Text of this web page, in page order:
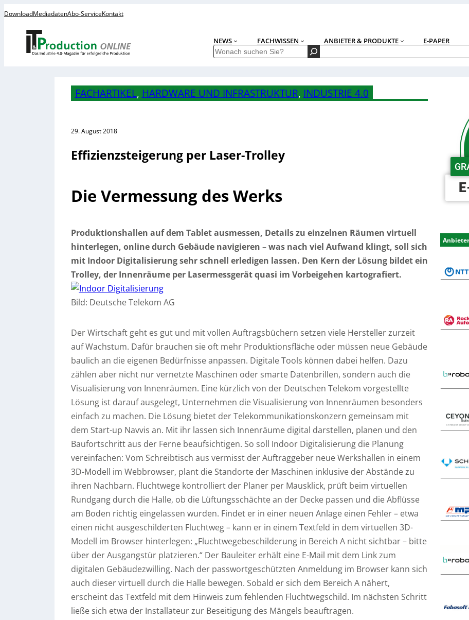
DownloadMediadatenAbo-ServiceKontakt
NEWS FACHWISSEN ANBIETER & PRODUKTE E-PAPER
S
h
e
FACHARTIKEL, HARDWARE UND INFRASTRUKTUR, INDUSTRIE 4.0
29. August 2018
Effizienzsteigerung per Laser-Trolley
Die Vermessung des Werks
Produktionshallen auf dem Tablet ausmessen, Details zu einzelnen Räumen virtuell
hinterlegen, online durch Gebäude navigieren – was nach viel Aufwand klingt, soll sich
mit Indoor Digitalisierung sehr schnell erledigen lassen. Den Kern der Lösung bildet ein
Trolley, der Innenräume per Lasermessgerät quasi im Vorbeigehen kartografiert.
Bild: Deutsche Telekom AG
Der Wirtschaft geht es gut und mit vollen Auftragsbüchern setzen viele Hersteller zurzeit
auf Wachstum. Dafür brauchen sie oft mehr Produktionsfläche oder müssen neue Gebäude
baulich an die eigenen Bedürfnisse anpassen. Digitale Tools können dabei helfen. Dazu
zählen aber nicht nur vernetzte Maschinen oder smarte Datenbrillen, sondern auch die
Visualisierung von Innenräumen. Eine kürzlich von der Deutschen Telekom vorgestellte
Lösung ist darauf ausgelegt, Unternehmen die Visualisierung von Innenräumen besonders
einfach zu machen. Die Lösung bietet der Telekommunikationskonzern gemeinsam mit
dem Start-up Navvis an. Mit ihr lassen sich Innenräume digital darstellen, planen und den
Baufortschritt aus der Ferne beaufsichtigen. So soll Indoor Digitalisierung die Planung
vereinfachen: Vom Schreibtisch aus vermisst der Auftraggeber neue Werkshallen in einem
3D-Modell im Webbrowser, plant die Standorte der Maschinen inklusive der Abstände zu
ihren Nachbarn. Fluchtwege kontrolliert der Planer per Mausklick, prüft beim virtuellen
Rundgang durch die Halle, ob die Lüftungsschächte an der Decke passen und die Abflüsse
am Boden richtig eingelassen wurden. Findet er in einer neuen Anlage einen Fehler – etwa
einen nicht ausgeschilderten Fluchtweg – kann er in einem Textfeld in dem virtuellen 3D-
Modell im Browser hinterlegen: „Fluchtwegebeschilderung in Bereich A nicht sichtbar – bitte
über der Ausgangstür platzieren.“ Der Bauleiter erhält eine E-Mail mit dem Link zum
digitalen Gebäudezwilling. Nach der passwortgeschützten Anmeldung im Browser kann sich
auch dieser virtuell durch die Halle bewegen. Sobald er sich dem Bereich A nähert,
erscheint das Textfeld mit dem Hinweis zum fehlenden Fluchtwegschild. Im nächsten Schritt
ließe sich etwa der Installateur zur Beseitigung des Mängels beauftragen.